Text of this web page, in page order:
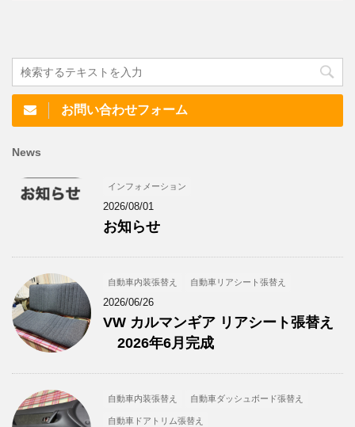
お問い合わせフォーム
News
インフォメーション
2026/08/01
お知らせ
自動車内装張替え 自動車リアシート張替え
2026/06/26
VW カルマンギア リアシート張替え
2026年6月完成
自動車内装張替え 自動車ダッシュボード張替え
自動車ドアトリム張替え